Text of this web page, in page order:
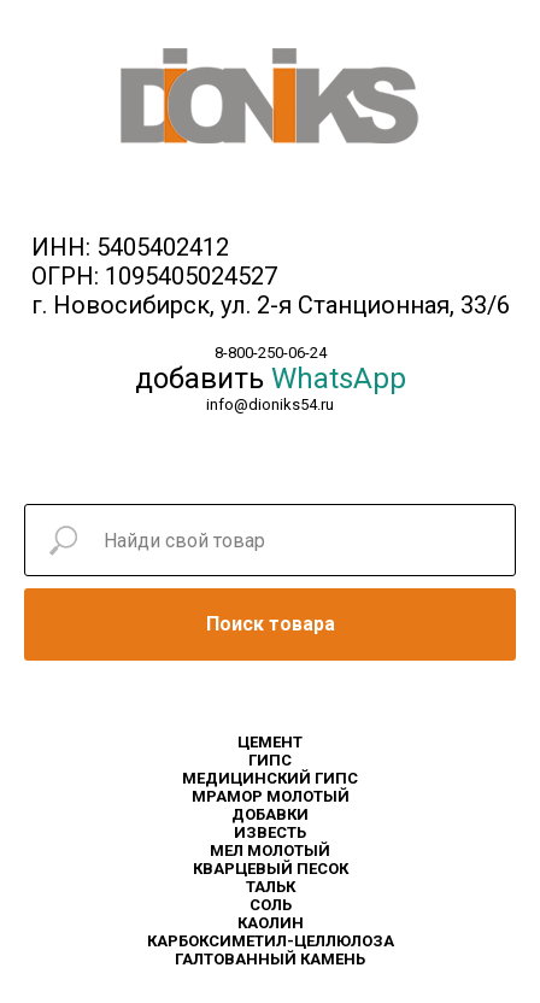
ИНН: 5405402412
ОГРН: 1095405024527
г. Новосибирск, ул. 2-я Станционная, 33/6
8-800-250-06-24
добавить WhatsApp
info@dioniks54.ru
Поиск товара
ЦЕМЕНТ
ГИПС
МЕДИЦИНСКИЙ ГИПС
МРАМОР МОЛОТЫЙ
ДОБАВКИ
ИЗВЕСТЬ
МЕЛ МОЛОТЫЙ
КВАРЦЕВЫЙ ПЕСОК
ТАЛЬК
СОЛЬ
КАОЛИН
КАРБОКСИМЕТИЛ-ЦЕЛЛЮЛОЗА
ГАЛТОВАННЫЙ КАМЕНЬ